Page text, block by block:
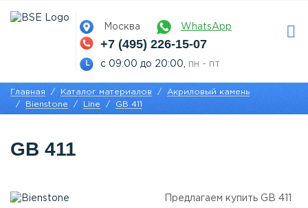
Москва WhatsApp
+7 (495) 226-15-07
с 09:00 до 20:00, пн - пт
Главная Каталог материалов
Акриловый камень
Bienstone
Line GB 411
GB 411
Предлагаем купить GB 411